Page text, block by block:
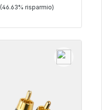
(46.63% risparmio)